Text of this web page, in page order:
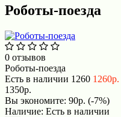
Роботы-поезда
0 отзывов
Роботы-поезда
Есть в наличии 1260 1260р.
1350р.
Вы экономите: 90р. (-7%)
Наличие: Есть в наличии